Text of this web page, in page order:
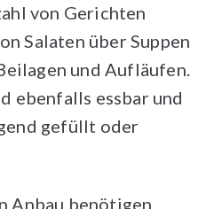
von Gerichten
Salaten über Suppen
und Aufläufen.
ebenfalls essbar und
gefüllt oder
Anbau benötigen